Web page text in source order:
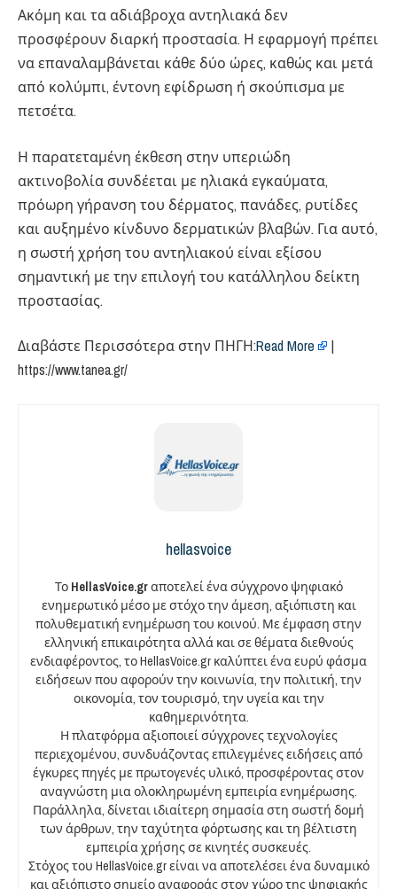
Ακόμη και τα αδιάβροχα αντηλιακά δεν
προσφέρουν διαρκή προστασία. Η εφαρμογή πρέπει
να επαναλαμβάνεται κάθε δύο ώρες, καθώς και μετά
από κολύμπι, έντονη εφίδρωση ή σκούπισμα με
πετσέτα.
Η παρατεταμένη έκθεση στην υπεριώδη
ακτινοβολία συνδέεται με ηλιακά εγκαύματα,
πρόωρη γήρανση του δέρματος, πανάδες, ρυτίδες
και αυξημένο κίνδυνο δερματικών βλαβών. Για αυτό,
η σωστή χρήση του αντηλιακού είναι εξίσου
σημαντική με την επιλογή του κατάλληλου δείκτη
προστασίας.
Διαβάστε Περισσότερα στην ΠΗΓΗ:​Read More
|
https://www.tanea.gr/
hellasvoice
Το HellasVoice.grαποτελεί ένα σύγχρονο ψηφιακό
ενημερωτικό μέσο με στόχο την άμεση, αξιόπιστη και
πολυθεματική ενημέρωση του κοινού. Με έμφαση στην
ελληνική επικαιρότητα αλλά και σε θέματα διεθνούς
ενδιαφέροντος, το HellasVoice.gr καλύπτει ένα ευρύ φάσμα
ειδήσεων που αφορούν την κοινωνία, την πολιτική, την
οικονομία, τον τουρισμό, την υγεία και την
καθημερινότητα.
Η πλατφόρμα αξιοποιεί σύγχρονες τεχνολογίες
περιεχομένου, συνδυάζοντας επιλεγμένες ειδήσεις από
έγκυρες πηγές με πρωτογενές υλικό, προσφέροντας στον
αναγνώστη μια ολοκληρωμένη εμπειρία ενημέρωσης.
Παράλληλα, δίνεται ιδιαίτερη σημασία στη σωστή δομή
των άρθρων, την ταχύτητα φόρτωσης και τη βέλτιστη
εμπειρία χρήσης σε κινητές συσκευές.
Στόχος του HellasVoice.gr είναι να αποτελέσει ένα δυναμικό
και αξιόπιστο σημείο αναφοράς στον χώρο της ψηφιακής